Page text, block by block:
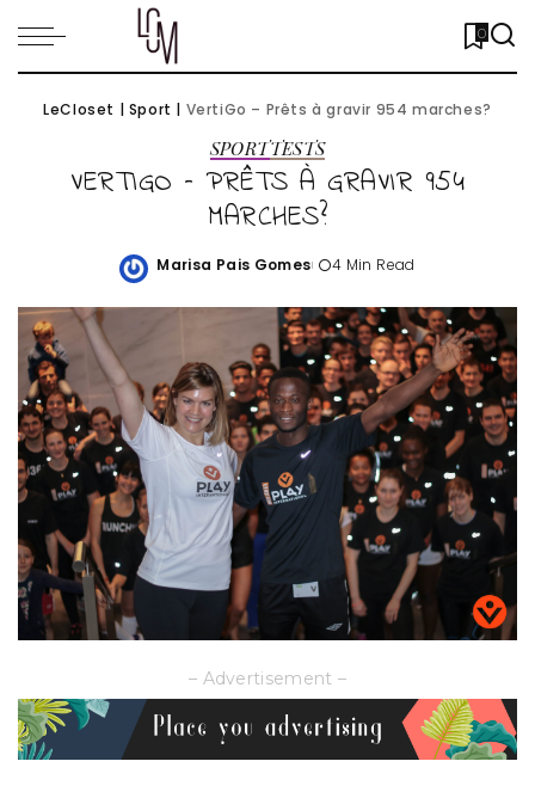
0
LeCloset | Sport | VertiGo – Prêts à gravir 954 marches?
SPORTTESTS
VERTIGO – PRÊTS À GRAVIR 954
MARCHES?
Posted
Marisa Pais Gomes 4 Min Read
– Advertisement –